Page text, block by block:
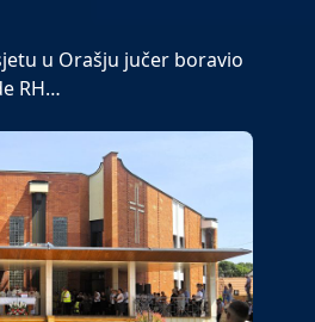
u Orašju jučer boravio
RH…